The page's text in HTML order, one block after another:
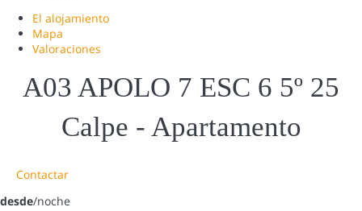
El alojamiento
Mapa
Valoraciones
A03 APOLO 7 ESC 6 5º 25
Calpe - Apartamento
Contactar
desde/noche